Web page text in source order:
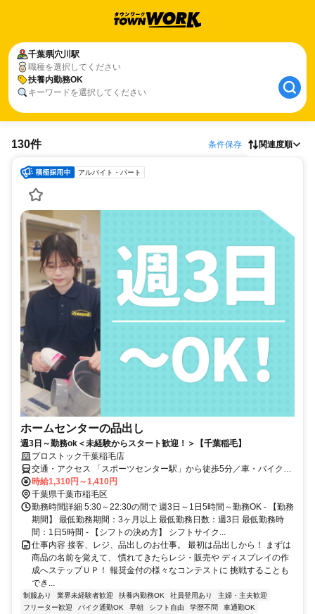
千葉県穴川駅
職種を選択してください
扶養内勤務OK
キーワードを選択してください
130件 条件保存 関連度順
アルバイト・パート
ホームセンターの品出し
週3日～勤務ok＜未経験からスタート歓迎！＞【千葉稲毛】
プロストック千葉稲毛店
交通・アクセス 「スポーツセンター駅」から徒歩5分／車・バイク通
勤ok
時給1,310円～1,410円
千葉県千葉市稲毛区
勤務時間詳細 5:30～22:30の間で 週3日～1日5時間～勤務OK - 【勤務
期間】 最低勤務期間：3ヶ月以上 最低勤務日数：週3日 最低勤務時
間：1日5時間 - 【シフトの決め方】 シフトサイク...
仕事内容 接客、レジ、品出しのお仕事。 最初は品出しから！ まずは
商品の名前を覚えて、 慣れてきたらレジ・販売や ディスプレイの作
成へステップＵＰ！ 報奨金付の様々なコンテストに 挑戦することも
でき...
制服あり 業界未経験者歓迎 扶養内勤務OK 社員登用あり
主婦・主夫歓迎
フリーター歓迎
バイク通勤OK 早朝 シフト自由 学歴不問
車通勤OK